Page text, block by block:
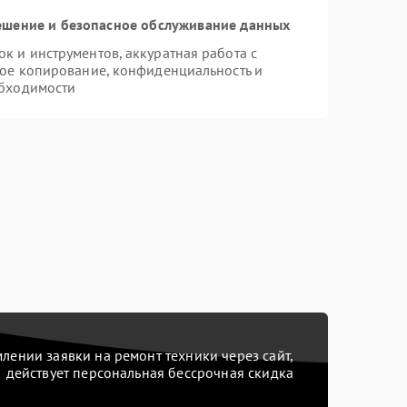
и безопасное обслуживание данных
инструментов, аккуратная работа с
копирование, конфиденциальность и
заявки на ремонт техники через сайт,
действует персональная бессрочная скидка